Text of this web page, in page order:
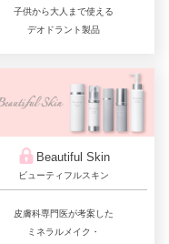
子供から大人まで使える
デオドラント製品
Beautiful Skin
ビューティフルスキン
皮膚科専門医が考案した
ミネラルメイク・